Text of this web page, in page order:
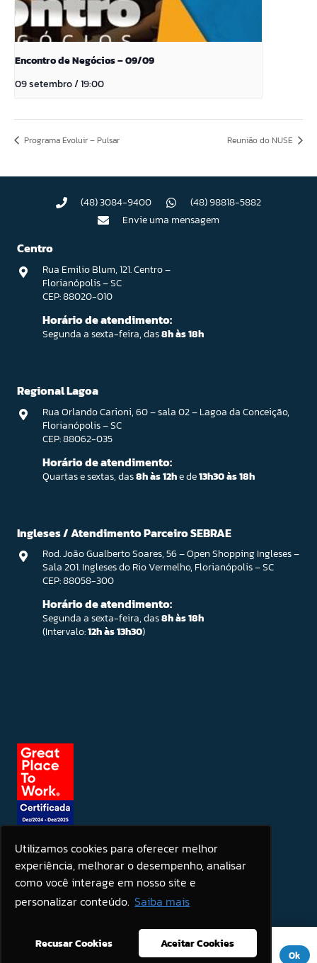
Utilizamos cookies para oferecer melhor
experiência, melhorar o desempenho, analisar
como você interage em nosso site e
personalizar conteúdo. Saiba mais
Recusar Cookies Aceitar Cookies
Encontro de Negócios – 09/09
09 setembro / 19:00
Programa Evoluir – Pulsar Reunião do NUSE
(48) 3084-9400
(48) 98818-5882
Envie uma mensagem
Centro
Rua Emilio Blum, 121. Centro –
Florianópolis – SC
CEP: 88020-010
Horário de atendimento:
Segunda a sexta-feira, das8h às 18h
Regional Lagoa
Rua Orlando Carioni, 60 – sala 02 – Lagoa da Conceição,
Florianópolis – SC
CEP: 88062-035
Horário de atendimento:
Quartas e sextas, das8h às 12he de13h30 às 18h
Ingleses / Atendimento Parceiro SEBRAE
Rod. João Gualberto Soares, 56 – Open Shopping Ingleses –
Sala 201. Ingleses do Rio Vermelho, Florianópolis – SC
CEP: 88058-300
Horário de atendimento:
Segunda a sexta-feira, das8h às 18h
(Intervalo:12h às 13h30)
Seja um patrocinador
Este site usa cookies para melhorar sua experiência. Se você
continuar a usar este site, você concorda com ele.Aviso de
Ok